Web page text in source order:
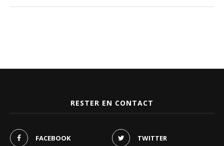
RESTER EN CONTACT
FACEBOOK TWITTER